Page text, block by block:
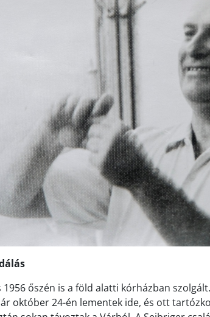
őszén is a föld alatti kórházban
október 24-én lementek ide, és ott